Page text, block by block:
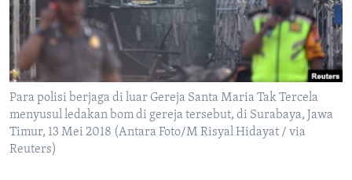
Para polisi berjaga di luar Gereja Santa Maria Tak Tercela
menyusul ledakan bom di gereja tersebut, di Surabaya, Jawa
Timur, 13 Mei 2018 (Antara Foto/M Risyal Hidayat / via
Reuters)